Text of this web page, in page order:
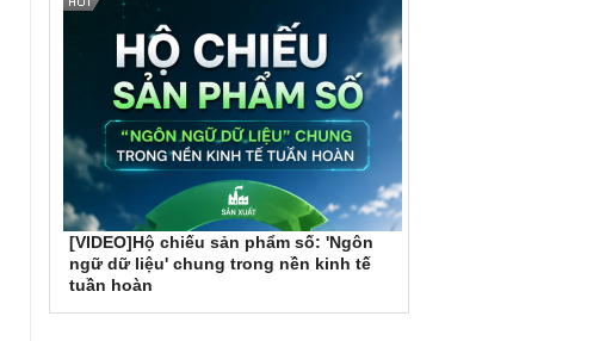
[VIDEO]Hộ chiếu sản phẩm số: 'Ngôn
ngữ dữ liệu' chung trong nền kinh tế
tuần hoàn